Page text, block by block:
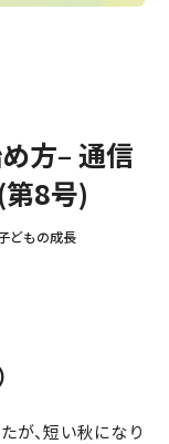
方– 通信
8号)
どもの成長
が、短い秋になり